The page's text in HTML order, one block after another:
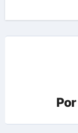
Por